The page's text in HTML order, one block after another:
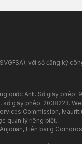
với số đăng ký
quốc Anh. Số giấy phép:
số giấy phép: 2038223.
Commission,
quản lý riêng biệt.
Liên bang